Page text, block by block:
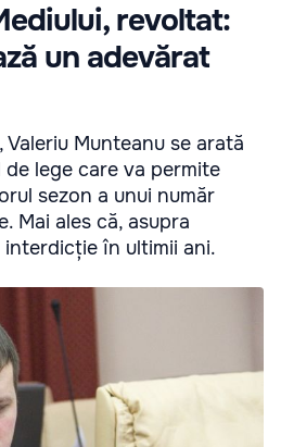
revoltat:
un adevărat
Valeriu Munteanu se arată
lege care va permite
sezon a unui număr
Mai ales că, asupra
în ultimii ani.